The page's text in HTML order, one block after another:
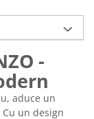
-
aduce un
un design